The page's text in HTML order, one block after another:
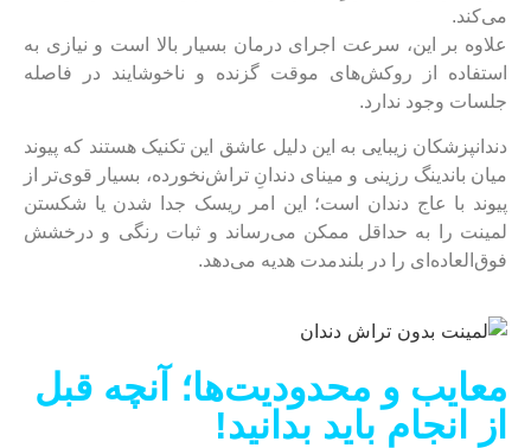
می‌کند.
علاوه بر این، سرعت اجرای درمان بسیار بالا است و نیازی به
استفاده از روکش‌های موقت گزنده و ناخوشایند در فاصله
جلسات وجود ندارد.
دندانپزشکان زیبایی به این دلیل عاشق این تکنیک هستند که پیوند
میان باندینگ رزینی و مینای دندانِ تراش‌نخورده، بسیار قوی‌تر از
پیوند با عاج دندان است؛ این امر ریسک جدا شدن یا شکستن
لمینت را به حداقل ممکن می‌رساند و ثبات رنگی و درخشش
فوق‌العاده‌ای را در بلندمدت هدیه می‌دهد.
معایب و محدودیت‌ها؛ آنچه قبل
از انجام باید بدانید!